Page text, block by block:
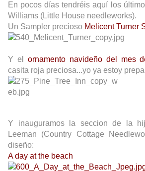
En pocos días tendréis aquí los
Williams (Little House needleworks).
Un Sampler precioso Melicent Turner
Y el ornamento navideño del mes
casita roja preciosa...yo ya estoy
Y inauguramos la seccion de la
Leeman (Country Cottage
diseño:
A day at the beach